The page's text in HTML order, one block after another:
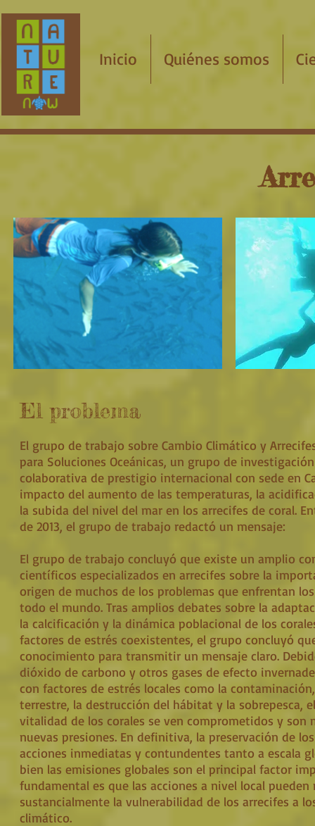
Inicio Quiénes somos
El problema
El grupo de trabajo sobre Cambio Climático y
para Soluciones Oceánicas, un grupo de
colaborativa de prestigio internacional con sede en
impacto del aumento de las temperaturas, la
la subida del nivel del mar en los arrecifes de coral.
de 2013, el grupo de trabajo redactó un mensaje:
El grupo de trabajo concluyó que existe un amplio
científicos especializados en arrecifes sobre la
origen de muchos de los problemas que enfrentan
todo el mundo. Tras amplios debates sobre la
la calcificación y la dinámica poblacional de los
factores de estrés coexistentes, el grupo concluyó
conocimiento para transmitir un mensaje claro.
dióxido de carbono y otros gases de efecto
con factores de estrés locales como la
terrestre, la destrucción del hábitat y la sobrepesca,
vitalidad de los corales se ven comprometidos y son
nuevas presiones. En definitiva, la preservación de
acciones inmediatas y contundentes tanto a escala
bien las emisiones globales son el principal factor
fundamental es que las acciones a nivel local pueden
sustancialmente la vulnerabilidad de los arrecifes a
climático.